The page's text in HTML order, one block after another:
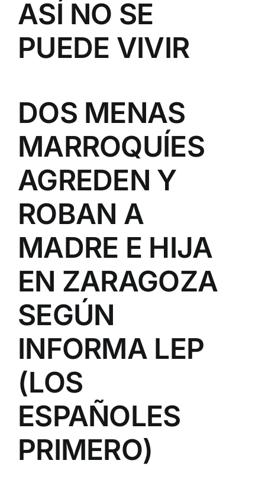
ASÍ NO SE
PUEDE VIVIR
DOS MENAS
MARROQUÍES
AGREDEN Y
ROBAN A
MADRE E HIJA
EN ZARAGOZA
SEGÚN
INFORMA LEP
(LOS
ESPAÑOLES
PRIMERO)